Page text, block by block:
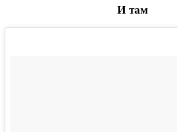
И там